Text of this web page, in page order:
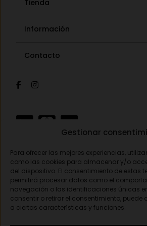
Gestionar
Para ofrecer las mejores experiencias,
como las cookies para almacenar y/o
del dispositivo. El consentimiento de estas
permitirá procesar datos como el
navegación o las identificaciones únicas
consentir o retirar el consentimiento,
a ciertas características y funciones.
Tienda
Información
Formas de pago
Aviso legal
Política de privacidad
Política de cookies
Contacto